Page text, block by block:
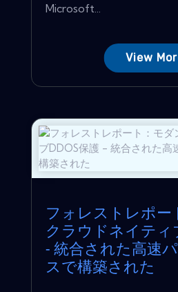
Microsoft...
View
フォレストレポー
クラウドネイティ
- 統合された高速
スで構築された